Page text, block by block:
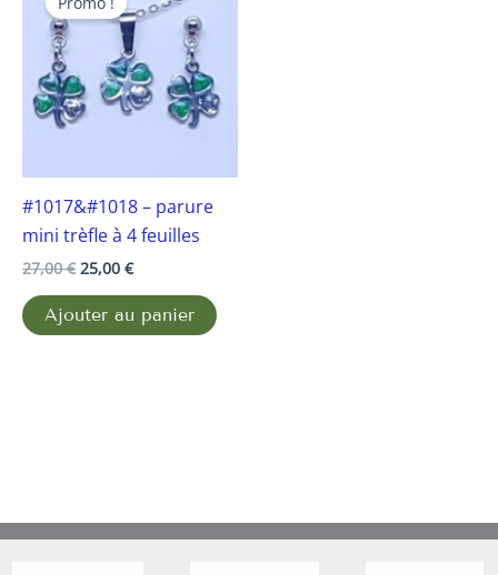
#1017&#1018 – parure
mini trèfle à 4 feuilles
27,00€
initial
était :
27,00 €.
25,00 €
actuel
est :
25,00 €.
Ajouter au panier